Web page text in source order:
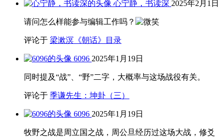
心宁静，书读深 2025年2月1日
请问怎么样能参与编辑工作吗？
评论于 梁漱溟《朝话》目录
6096 2025年1月19日
同时提及“战”、“野”二字，大概率与这场战役有关。
评论于 季谦先生：坤卦（三）
6096 2025年1月19日
牧野之战是周立国之战，周公旦经历过这场大战，修爻